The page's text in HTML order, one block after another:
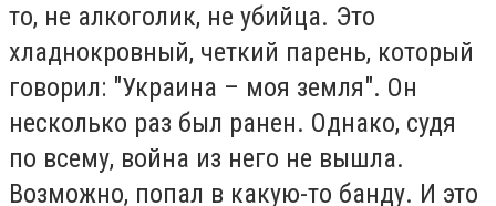
то, не алкоголик, не убийца. Это
хладнокровный, четкий парень, который
говорил: "Украина – моя земля". Он
несколько раз был ранен. Однако, судя
по всему, война из него не вышла.
Возможно, попал в какую-то банду. И это